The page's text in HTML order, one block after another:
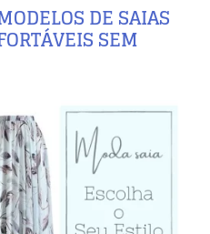
DE SAIAS
SEM